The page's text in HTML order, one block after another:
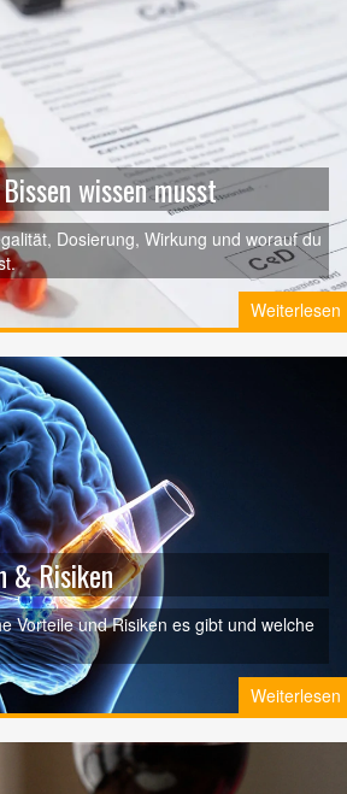
wissen musst
Dosierung, Wirkung und worauf du
Weiterlesen
& Risiken
Vorteile und Risiken es gibt und welche
Weiterlesen